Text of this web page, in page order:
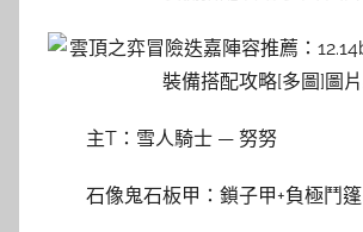
主T：雪人騎士 — 努努
石像鬼石板甲：鎖子甲+負極鬥篷